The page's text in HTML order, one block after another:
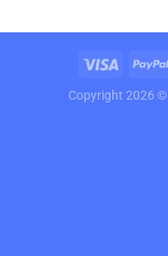
Copyright 2026 ©